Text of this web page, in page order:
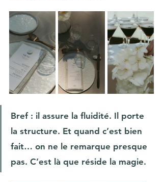
Bref : il assure la fluidité. Il porte
la structure. Et quand c’est bien
fait… on ne le remarque presque
pas. C’est là que réside la magie.